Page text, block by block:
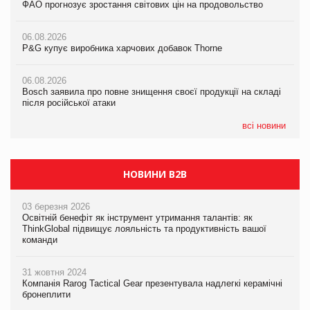
ФАО прогнозує зростання світових цін на продовольство
06.08.2026
P&G купує виробника харчових добавок Thorne
06.08.2026
Bosch заявила про повне знищення своєї продукції на складі
після російської атаки
всі новини
05.08.2026
новинки від ТМ ТОКЕРИ
Сергій Лісунов про заморожені хлібобулочні вироби на
ФАО прогнозує зростання світових цін на продовольство
06.08.2026
P&G купує виробника харчових добавок Thorne
06.08.2026
Bosch заявила про повне знищення своєї продукції на складі
після російської атаки
НОВИНИ B2B
03 березня 2026
Освітній бенефіт як інструмент утримання талантів: як
ThinkGlobal підвищує лояльність та продуктивність вашої
команди
31 жовтня 2024
Компанія Rarog Tactical Gear презентувала надлегкі керамічні
бронеплити